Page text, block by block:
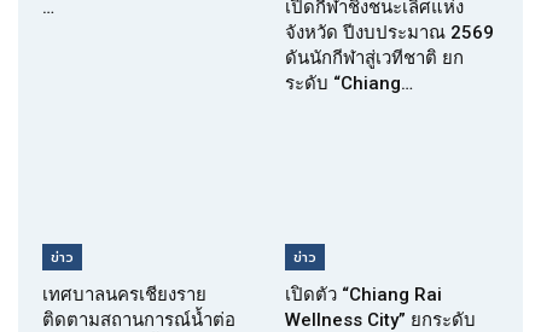
…
เปิดกีฬาชิงชนะเลิศแห่ง
จังหวัด ปีงบประมาณ 2569
ดันนักกีฬาสู่เวทีชาติ ยก
ระดับ “Chiang…
ข่าว
เทศบาลนครเชียงราย
ติดตามสถานการณ์น้ำต่อ
ข่าว
เปิดตัว “Chiang Rai
Wellness City” ยกระดับ